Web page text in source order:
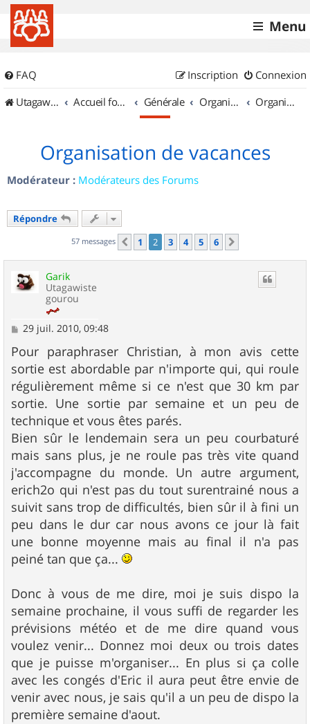
Menu
FAQ Connexion
Inscription
UtagawaVTT (Randos VTT et VTTAE avec traces GPS)
Accueil forum Générale Organisation de sorties & Recherche de partenaires Organisation de sorties en région Île de France
Organisation de vacances
Modérateur : Modérateurs des Forums
Répondre
57 messages Précédent
1 2 3 4 5 6
Garik
Utagawiste
gourou
M
s
s
a
g
e
29 juil. 2010, 09:48
Pour paraphraser Christian, à mon avis cette
sortie est abordable par n'importe qui, qui roule
régulièrement même si ce n'est que 30 km par
sortie. Une sortie par semaine et un peu de
technique et vous êtes parés.
Bien sûr le lendemain sera un peu courbaturé
mais sans plus, je ne roule pas très vite quand
j'accompagne du monde. Un autre argument,
erich2o qui n'est pas du tout surentrainé nous a
suivit sans trop de difficultés, bien sûr il à fini un
peu dans le dur car nous avons ce jour là fait
une bonne moyenne mais au final il n'a pas
peiné tan que ça...
Donc à vous de me dire, moi je suis dispo la
semaine prochaine, il vous suffi de regarder les
prévisions météo et de me dire quand vous
voulez venir... Donnez moi deux ou trois dates
que je puisse m'organiser... En plus si ça colle
avec les congés d'Eric il aura peut être envie de
venir avec nous, je sais qu'il a un peu de dispo la
première semaine d'aout.